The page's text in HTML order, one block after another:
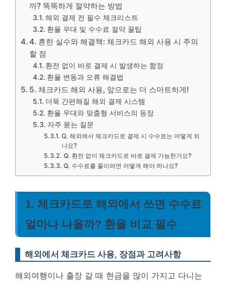
까? 똑똑하게 절약하는 방법
해외 결제 전 필수 체크리스트
환율 우대 및 수수료 절약 꿀팁
4. 흔한 실수와 해결책: 체크카드 해외 사용 시 주의
할 점
환전 없이 바로 결제 시 발생하는 함정
환율 변동과 오류 해결법
5. 체크카드 해외 사용, 앞으로는 더 스마트하게!
더욱 간편해질 해외 결제 시스템
환율 우대와 맞춤형 서비스의 등장
자주 묻는 질문
Q. 해외에서 체크카드로 결제 시 수수료는 어떻게 되
나요?
Q. 환전 없이 체크카드로 바로 결제 가능한가요?
Q. 수수료를 줄이려면 어떻게 해야 하나요?
1. 체크카드로 해외에서 쓰면 수수료
얼마나 나올까? 환율 비교 필수
해외에서 체크카드 사용, 장점과 고려사항
해외여행이나 출장 갈 때 현금을 많이 가지고 다니는